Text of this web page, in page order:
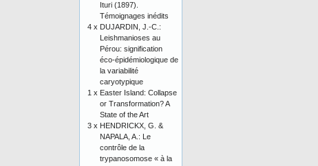
Ituri (1897).
Témoignages inédits
4 x DUJARDIN, J.-C.:
Leishmanioses au
Pérou: signification
éco-épidémiologique de
la variabilité
caryotypique
1 x Easter Island: Collapse
or Transformation? A
State of the Art
3 x HENDRICKX, G. &
NAPALA, A.: Le
contrôle de la
trypanosomose « à la